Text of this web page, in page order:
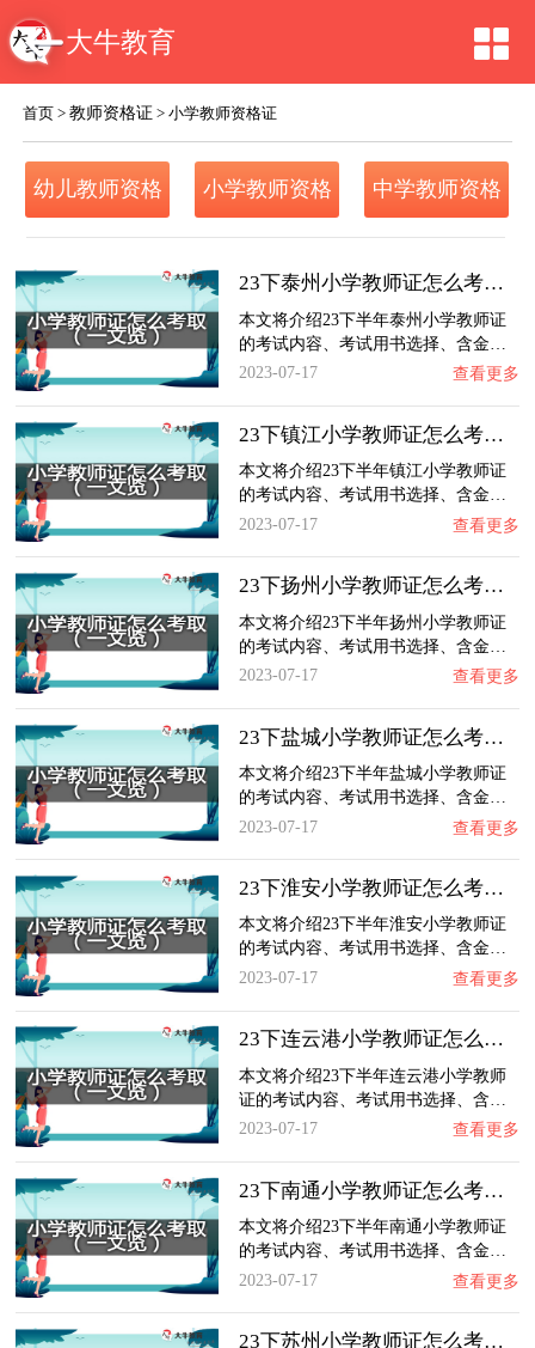
大牛教育
首页 >教师资格证 >小学教师资格证
幼儿教师资格
证
小学教师资格
证
中学教师资格
证
23下泰州小学教师证怎么考取？一文览：含金量…
本文将介绍23下半年泰州小学教师证
的考试内容、考试用书选择、含金…
2023-07-17
查看更多
23下镇江小学教师证怎么考取？一文览：含金量…
本文将介绍23下半年镇江小学教师证
的考试内容、考试用书选择、含金…
2023-07-17
查看更多
23下扬州小学教师证怎么考取？一文览：含金量…
本文将介绍23下半年扬州小学教师证
的考试内容、考试用书选择、含金…
2023-07-17
查看更多
23下盐城小学教师证怎么考取？一文览：含金量…
本文将介绍23下半年盐城小学教师证
的考试内容、考试用书选择、含金…
2023-07-17
查看更多
23下淮安小学教师证怎么考取？一文览：含金量…
本文将介绍23下半年淮安小学教师证
的考试内容、考试用书选择、含金…
2023-07-17
查看更多
23下连云港小学教师证怎么考取？一文览：含金…
本文将介绍23下半年连云港小学教师
证的考试内容、考试用书选择、含…
2023-07-17
查看更多
23下南通小学教师证怎么考取？一文览：含金量…
本文将介绍23下半年南通小学教师证
的考试内容、考试用书选择、含金…
2023-07-17
查看更多
23下苏州小学教师证怎么考取？一文览：含金量…